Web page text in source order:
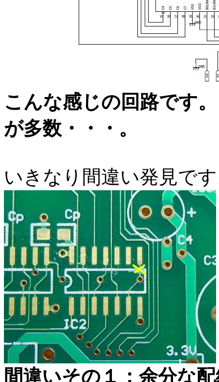
こんな感じの回路です
が多数・・・。
いきなり間違い発見で
間違いその１：余分な